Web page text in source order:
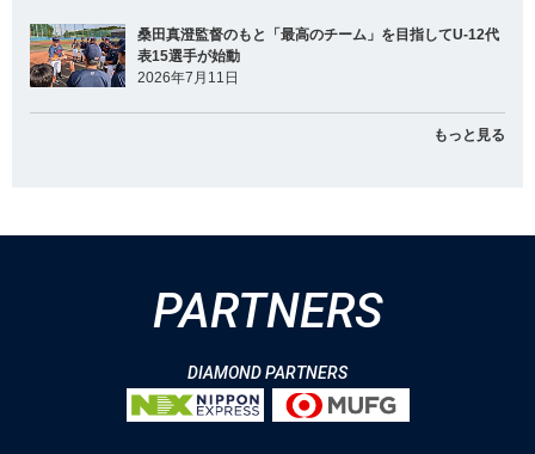
桑田真澄監督のもと「最高のチーム」を目指してU-12代
表15選手が始動
2026年7月11日
もっと見る
PARTNERS
DIAMOND PARTNERS